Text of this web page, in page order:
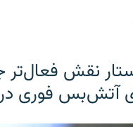
نقش فعال‌تر
آتش‌بس فوری